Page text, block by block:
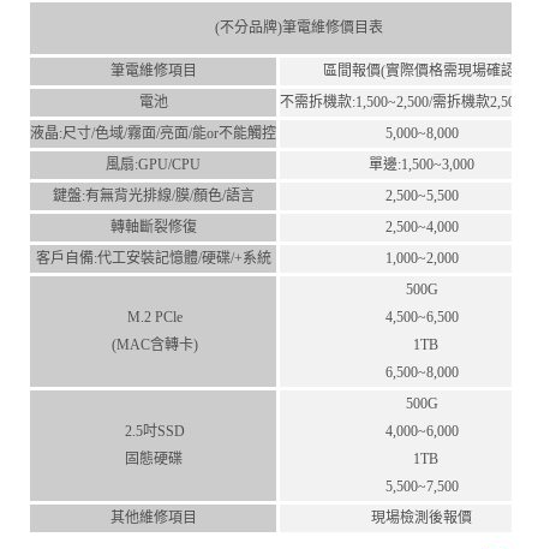
(不分品牌)筆電維修價目表
筆電維修項目
區間報價(實際價格需現場確認)
電池
不需拆機款:1,500~2,500/需拆機款
液晶:尺⼨/⾊域/霧⾯/亮⾯/能or不能觸控
5,000~8,000
風扇:GPU/CPU
單邊:1,500~3,000
鍵盤:有無背光排線/膜/顏⾊/語⾔
2,500~5,500
轉軸斷裂修復
2,500~4,000
客⼾⾃備:代⼯安裝記憶體/硬碟/+系統
1,000~2,000
M.2 PCle
(MAC含轉卡)
500G
4,500~6,500
1TB
6,500~8,000
2.5吋SSD
固態硬碟
500G
4,000~6,000
1TB
5,500~7,500
其他維修項目
現場檢測後報價